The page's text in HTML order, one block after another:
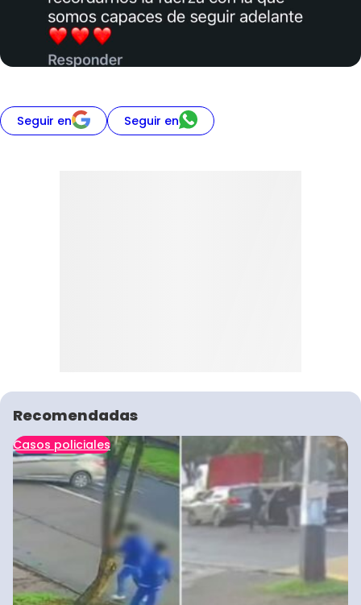
Seguir en Seguir en
Recomendadas
Casos policiales